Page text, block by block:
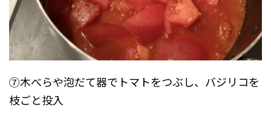
⑦木べらや泡だて器でトマトをつぶし、バジリコを
枝ごと投入